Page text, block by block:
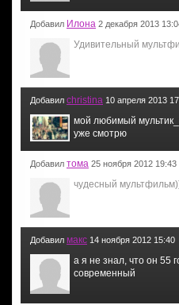
Добавил Илона 2 декабря 2013
Удивительный
Добавил christina 10 апреля 2013
мой любимый
уже смотрю
Добавил тома 25 ноября 2012 19:43
чудесный
Добавил макс 14 ноября 2012 15:40
а я не знал, что он 55
современный